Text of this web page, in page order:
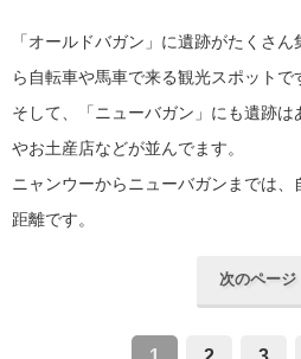
「オールドバガン」に遺跡がたくさ
ら自転車や馬車で来る観光スポットで
そして、「ニューバガン」にも遺跡
やお土産店などが並んでます。
ニャンウーからニューバガンまでは
距離です。
次のページ
1 2 3